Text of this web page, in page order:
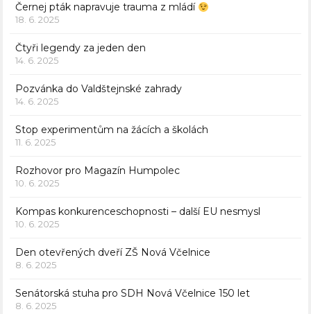
Černej pták napravuje trauma z mládí
18. 6. 2025
Čtyři legendy za jeden den
14. 6. 2025
Pozvánka do Valdštejnské zahrady
14. 6. 2025
Stop experimentům na žácích a školách
11. 6. 2025
Rozhovor pro Magazín Humpolec
10. 6. 2025
Kompas konkurenceschopnosti – další EU nesmysl
10. 6. 2025
Den otevřených dveří ZŠ Nová Včelnice
8. 6. 2025
Senátorská stuha pro SDH Nová Včelnice 150 let
8. 6. 2025